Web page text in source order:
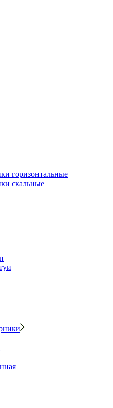
горизонтальные
скальные